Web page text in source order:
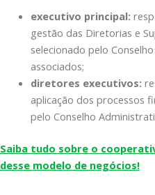
executivo principal:
gestão das Diretorias e
selecionado pelo
associados;
diretores executivos:
aplicação dos processos
pelo Conselho
Saiba tudo sobre o
desse modelo de negócios!